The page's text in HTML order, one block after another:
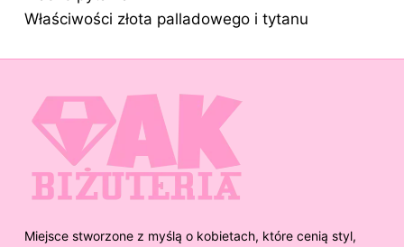
Właściwości złota palladowego i tytanu
Miejsce stworzone z myślą o kobietach, które cenią styl,